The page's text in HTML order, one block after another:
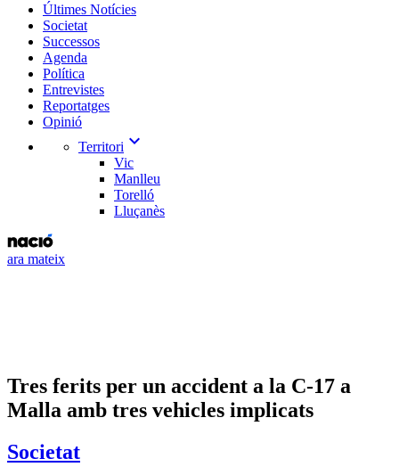
Últimes Notícies
Societat
Successos
Agenda
Política
Entrevistes
Reportatges
Opinió
Territori expand_more
Vic
Manlleu
Torelló
Lluçanès
ara mateix
Tres ferits per un accident a la C-17 a
Malla amb tres vehicles implicats
Societat